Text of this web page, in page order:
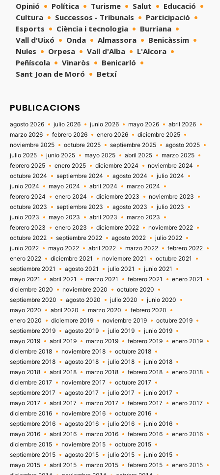
Opinió
Política Turisme Salut
Educació
Cultura
Successos - Tribunals
Participació
Esports
Ciència i tecnologia
Burriana
Vall d'Uixó
Onda Almassora
Benicàssim
Nules
Orpesa Vall d'Alba
L'Alcora
Peñíscola
Vinaròs
Benicarló
Sant Joan de Moró
Betxí
PUBLICACIONS
agosto 2026 julio 2026 junio 2026 mayo 2026
abril 2026
marzo 2026
febrero 2026 enero 2026
diciembre 2025
noviembre 2025
octubre 2025 septiembre 2025
agosto 2025
julio 2025
junio 2025 mayo 2025 abril 2025
marzo 2025
febrero 2025
enero 2025 diciembre 2024
noviembre 2024
octubre 2024
septiembre 2024 agosto 2024
julio 2024
junio 2024
mayo 2024 abril 2024
marzo 2024
febrero 2024
enero 2024 diciembre 2023
noviembre 2023
octubre 2023
septiembre 2023 agosto 2023
julio 2023
junio 2023
mayo 2023 abril 2023
marzo 2023
febrero 2023
enero 2023 diciembre 2022
noviembre 2022
octubre 2022
septiembre 2022 agosto 2022
julio 2022
junio 2022
mayo 2022 abril 2022 marzo 2022
febrero 2022
enero 2022
diciembre 2021 noviembre 2021
octubre 2021
septiembre 2021
agosto 2021 julio 2021
junio 2021
mayo 2021
abril 2021 marzo 2021 febrero 2021
enero 2021
diciembre 2020
noviembre 2020
octubre 2020
septiembre 2020
agosto 2020 julio 2020
junio 2020
mayo 2020
abril 2020 marzo 2020
febrero 2020
enero 2020
diciembre 2019 noviembre 2019
octubre 2019
septiembre 2019
agosto 2019 julio 2019
junio 2019
mayo 2019
abril 2019 marzo 2019 febrero 2019
enero 2019
diciembre 2018
noviembre 2018
octubre 2018
septiembre 2018
agosto 2018 julio 2018
junio 2018
mayo 2018
abril 2018 marzo 2018 febrero 2018
enero 2018
diciembre 2017
noviembre 2017
octubre 2017
septiembre 2017
agosto 2017 julio 2017
junio 2017
mayo 2017
abril 2017 marzo 2017 febrero 2017
enero 2017
diciembre 2016
noviembre 2016
octubre 2016
septiembre 2016
agosto 2016 julio 2016
junio 2016
mayo 2016
abril 2016 marzo 2016 febrero 2016
enero 2016
diciembre 2015
noviembre 2015
octubre 2015
septiembre 2015
agosto 2015 julio 2015
junio 2015
mayo 2015
abril 2015 marzo 2015 febrero 2015
enero 2015